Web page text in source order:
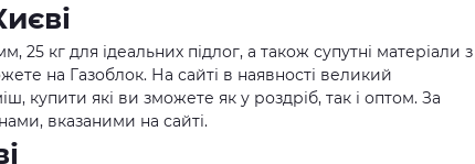
кг для ідеальних підлог, а також супутні матеріали з
на Газоблок. На сайті в наявності великий
купити які ви зможете як у роздріб, так і оптом. За
вказаними на сайті.